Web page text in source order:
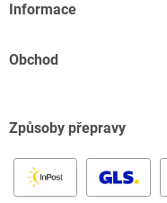
Informace
Obchod
Způsoby přepravy